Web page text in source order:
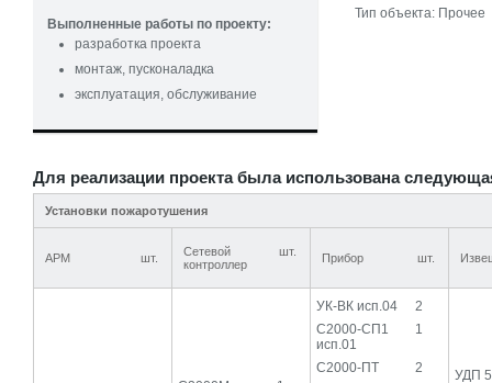
Выполненные работы по проекту:
разработка проекта
монтаж, пусконаладка
эксплуатация, обслуживание
Тип объекта: Прочее
Для реализации проекта была использована
Установки пожаротушения
АРМ шт.
Сетевой
контроллер
шт. Прибор шт.
УК-ВК исп.04
2
С2000-СП1
исп.01
1
С2000-ПТ
2
УДП